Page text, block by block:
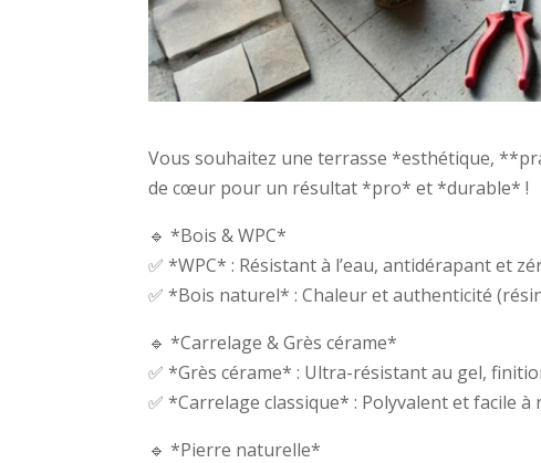
Vous souhaitez une terrasse *esthétique,
de cœur pour un résultat *pro* et *durable* !
🔹 *Bois & WPC*
✅ *WPC* : Résistant à l’eau, antidérapant et
✅ *Bois naturel* : Chaleur et authenticité
🔹 *Carrelage & Grès cérame*
✅ *Grès cérame* : Ultra-résistant au gel,
✅ *Carrelage classique* : Polyvalent et facile à
🔹 *Pierre naturelle*